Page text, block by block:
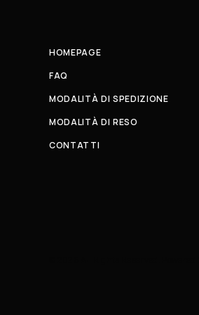
HOMEPAGE
FAQ
MODALITÀ DI SPEDIZIONE
MODALITÀ DI RESO
CONTATTI